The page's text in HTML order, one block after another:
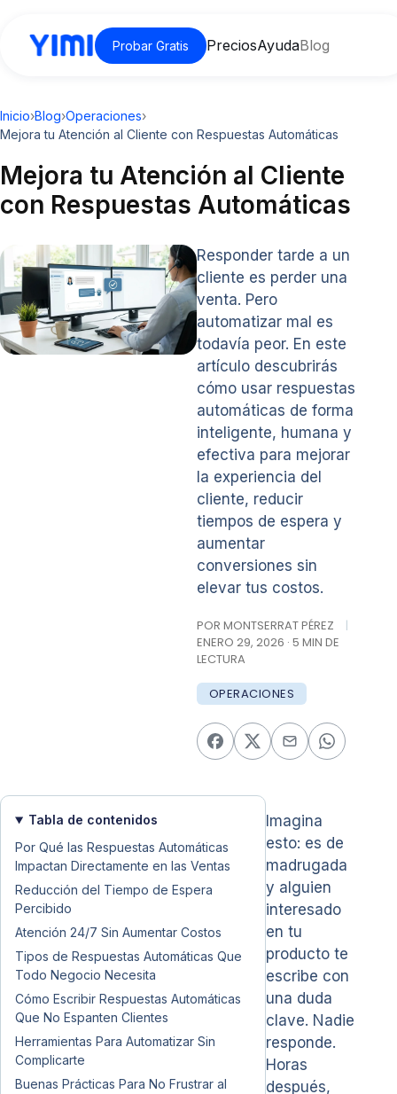
Probar Gratis PreciosAyudaBlog
Inicio›Blog›Operaciones›
Mejora tu Atención al Cliente con Respuestas Automáticas
Mejora tu Atención al Cliente
con Respuestas Automáticas
Responder tarde a un
cliente es perder una
venta. Pero
automatizar mal es
todavía peor. En este
artículo descubrirás
cómo usar respuestas
automáticas de forma
inteligente, humana y
efectiva para mejorar
la experiencia del
cliente, reducir
tiempos de espera y
aumentar
conversiones sin
elevar tus costos.
POR MONTSERRAT PÉREZ
|
ENERO 29, 2026 · 5 MIN DE
LECTURA
OPERACIONES
Tabla de contenidos
Por Qué las Respuestas Automáticas
Impactan Directamente en las Ventas
Reducción del Tiempo de Espera
Percibido
Atención 24/7 Sin Aumentar Costos
Tipos de Respuestas Automáticas Que
Todo Negocio Necesita
Cómo Escribir Respuestas Automáticas
Que No Espanten Clientes
Herramientas Para Automatizar Sin
Complicarte
Buenas Prácticas Para No Frustrar al
Imagina
esto: es de
madrugada
y alguien
interesado
en tu
producto te
escribe con
una duda
clave. Nadie
responde.
Horas
después,